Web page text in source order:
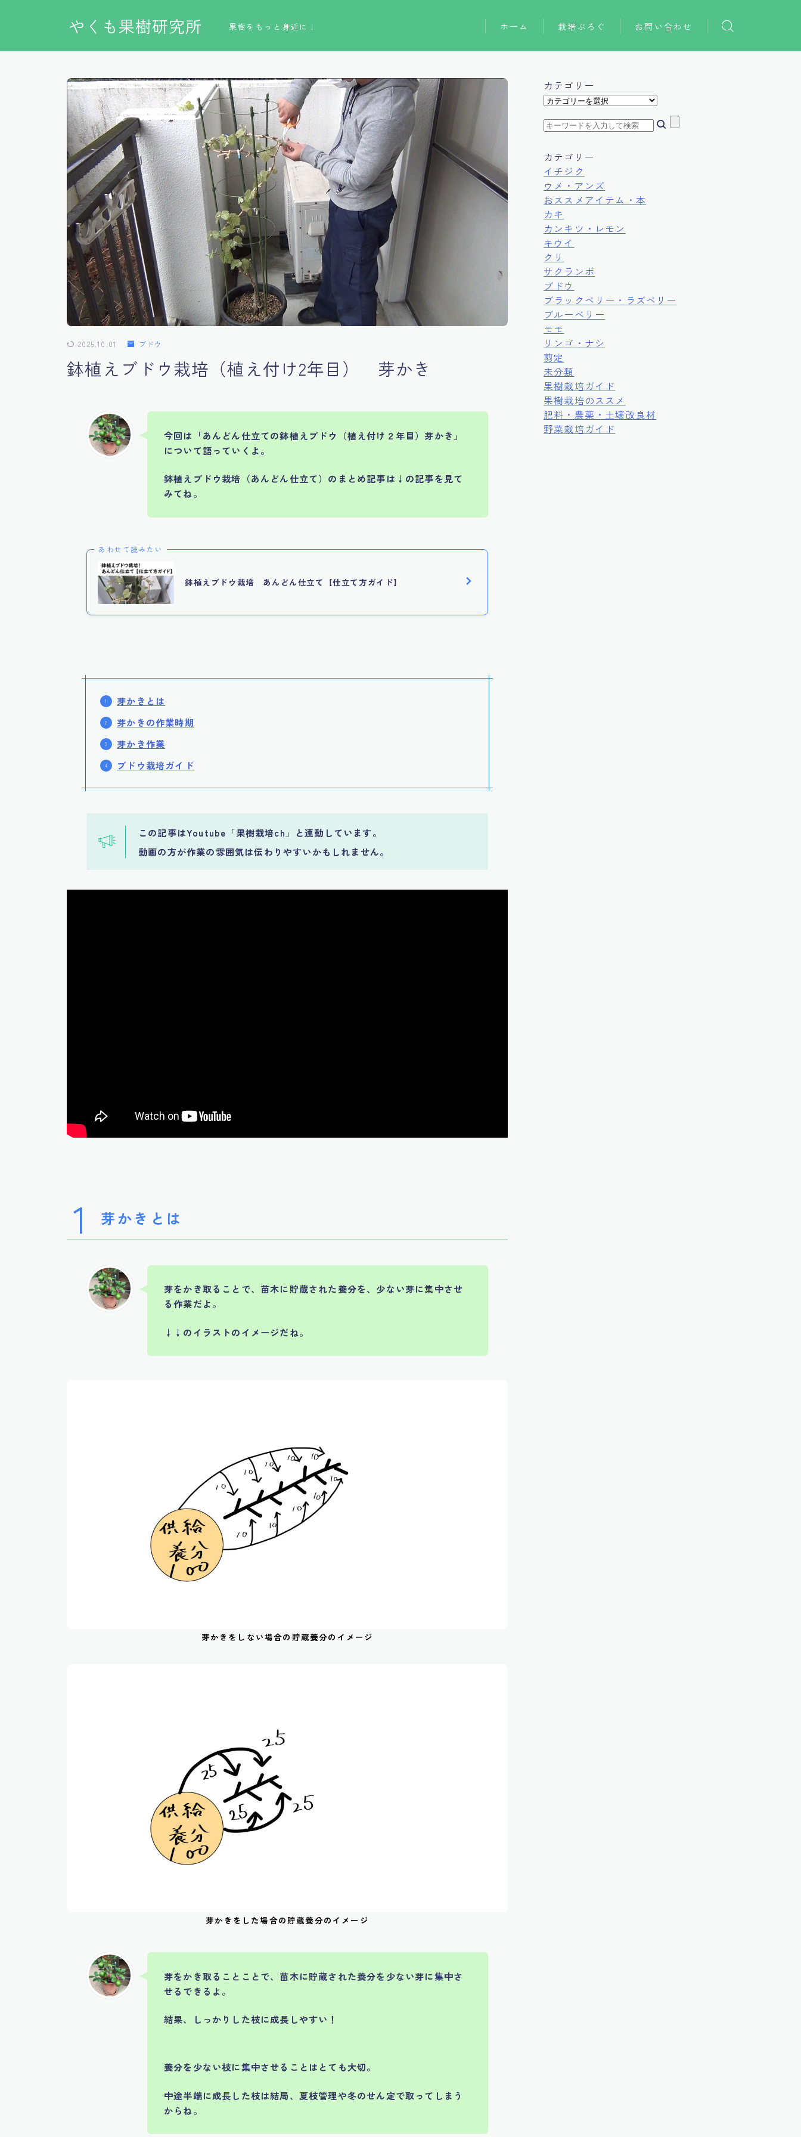
やくも果樹研究所 果樹をもっと身近に！ ホーム 栽培ぶろぐ
おススメ本
お問い合わせ
2025.10.01 ブドウ
鉢植えブドウ栽培（植え付け2年目） 芽かき
今回は「あんどん仕立ての鉢植えブドウ（植え付け２年目）芽かき」
について語っていくよ。
鉢植えブドウ栽培（あんどん仕立て）のまとめ記事は ↓の記事を見て
みてね。
あわせて読みたい
鉢植えブドウ栽培 あんどん仕立て【仕立て方ガイド】
芽かきとは
芽かきの作業時期
芽かき作業
ブドウ栽培ガイド
この記事はYoutube「果樹栽培ch」と連動しています。
動画の方が作業の雰囲気は伝わりやすいかもしれません。
1 芽かきとは
芽をかき取ることで、苗木に貯蔵された養分を、少ない芽に集中させ
る作業だよ。
↓↓のイラストのイメージだね。
芽かきをしない場合の貯蔵養分のイメージ
芽かきをした場合の貯蔵養分のイメージ
芽をかき取ることことで、苗木に貯蔵された養分を少ない芽に集中さ
せるできるよ。
結果、しっかりした枝に成長しやすい！
養分を少ない枝に集中させることはとても大切。
中途半端に成長した枝は結局、夏枝管理や冬のせん定で取ってしまう
からね。
カテゴリー
カ
ゴ
ー
カテゴリー
イチジク
ウメ・アンズ
おススメアイテム・本
カキ
カンキツ・レモン
キウイ
クリ
サクランボ
ブドウ
ブラックベリー・ラズベリー
ブルーベリー
モモ
リンゴ・ナシ
剪定
未分類
果樹栽培ガイド
果樹栽培のススメ
肥料・農薬・土壌改良材
野菜栽培ガイド